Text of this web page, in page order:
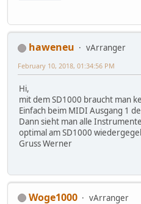
haweneu
vArranger
February 10, 2018, 01:34:56 PM
Hi,
mit dem SD1000 braucht man
Einfach beim MIDI Ausgang 1
Dann sieht man alle
optimal am SD1000
Gruss Werner
Woge1000 vArranger